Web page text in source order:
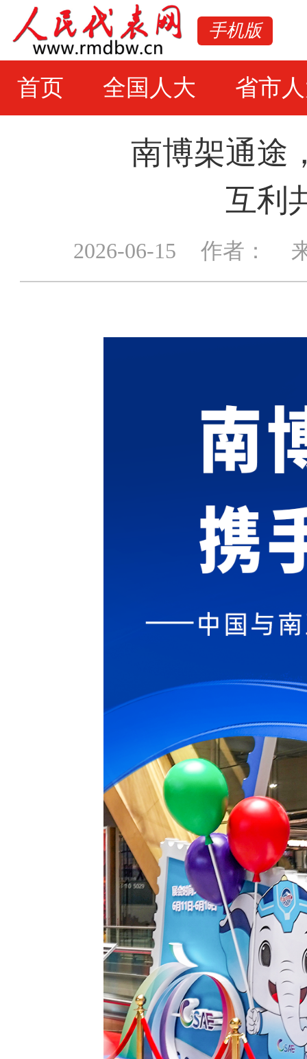
手机版
首页 全国人大 省市
南博架通途
互利
2026-06-15 作者：